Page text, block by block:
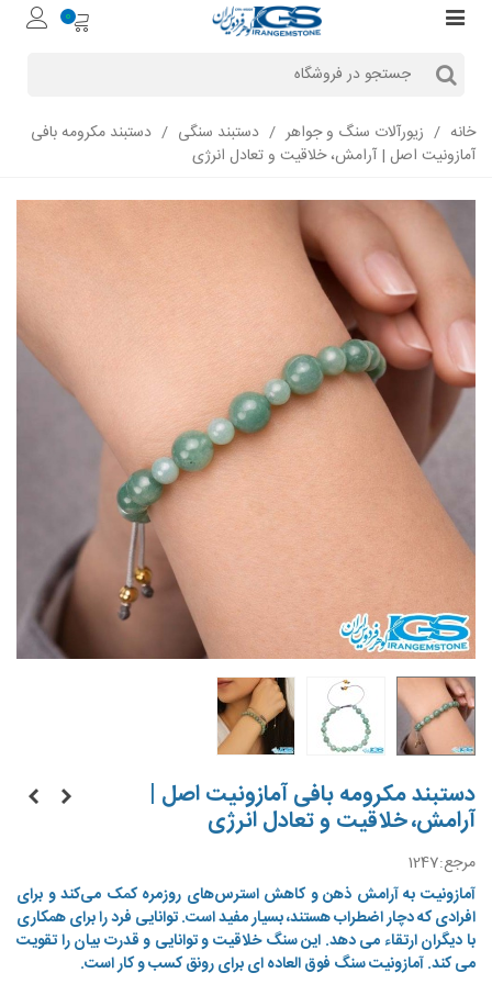
0
خانه / زیورآلات سنگ و جواهر / دستبند سنگی / دستبند مکرومه بافی
آمازونیت اصل | آرامش، خلاقیت و تعادل انرژی
دستبند مکرومه بافی آمازونیت اصل |
آرامش، خلاقیت و تعادل انرژی
مرجع:1247
آمازونیت به آرامش ذهن و کاهش استرس‌های روزمره کمک می‌کند و برای
افرادی که دچار اضطراب هستند، بسیار مفید است.توانایی فرد را برای همکاری
با دیگران ارتقاء می دهد. این سنگ خلاقیت و توانایی و قدرت بیان را تقویت
می کند. آمازونیت سنگ فوق العاده ای برای رونق کسب و کار است.